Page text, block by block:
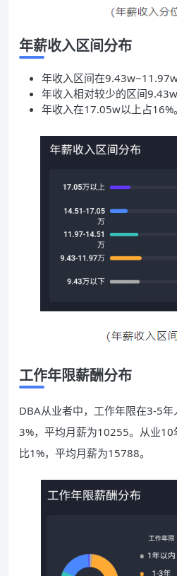
年薪收入区间分布
年收入区间在9.43w~11.97w
年收入相对较少的区间
年收入在17.05w以上占16%。
工作年限薪酬分布
DBA从业者中，工作年限在3-5
3%，平均月薪为10255。从业10
比1%，平均月薪为15788。